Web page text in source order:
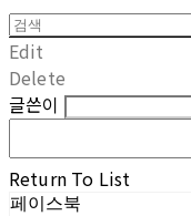
Edit
Delete
글쓴이
Return To List
페이스북